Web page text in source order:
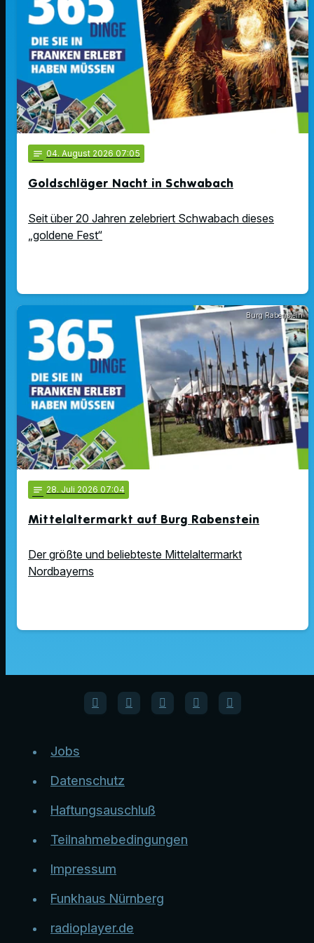
notes 04. August 2026 07:05
Goldschläger Nacht in Schwabach
Seit über 20 Jahren zelebriert Schwabach dieses
„goldene Fest“
Burg Rabenstein
notes 28. Juli 2026 07:04
Mittelaltermarkt auf Burg Rabenstein
Der größte und beliebteste Mittelaltermarkt
Nordbayerns
Jobs
Datenschutz
Haftungsauschluß
Teilnahmebedingungen
Impressum
Funkhaus Nürnberg
radioplayer.de